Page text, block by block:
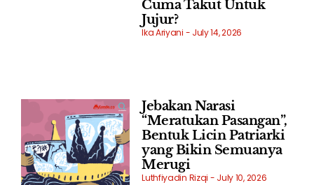
Cuma Takut Untuk
Jujur?
Ika Ariyani July 14, 2026
Jebakan Narasi
“Meratukan Pasangan”,
Bentuk Licin Patriarki
yang Bikin Semuanya
Merugi
Luthfiyadin Rizqi July 10, 2026